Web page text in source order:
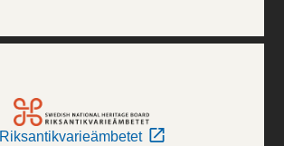
Riksantikvarieämbetet